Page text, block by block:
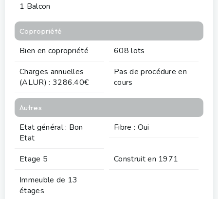
1 Balcon
Copropriété
Bien en copropriété
608 lots
Charges annuelles
(ALUR) : 3286.40€
Pas de procédure en
cours
Autres
Etat général : Bon
Etat
Fibre : Oui
Etage 5
Construit en 1971
Immeuble de 13
étages